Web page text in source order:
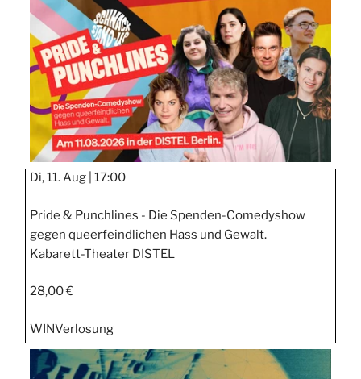
Di, 11. Aug | 17:00
Pride & Punchlines - Die Spenden-Comedyshow
gegen queerfeindlichen Hass und Gewalt.
Kabarett-Theater DISTEL
28,00 €
WINVerlosung